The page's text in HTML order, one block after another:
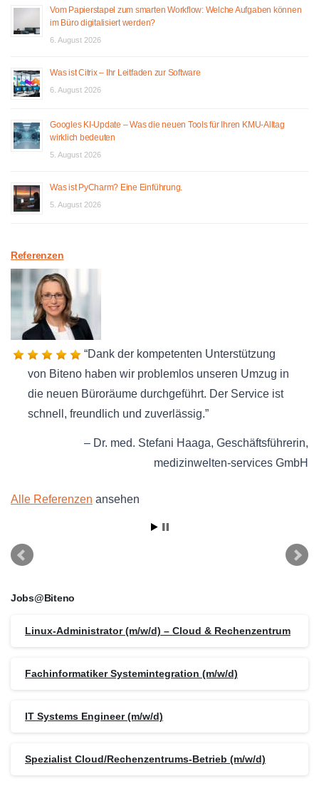
Vom Papierstapel zum smarten Workflow: Welche Aufgaben können
im Büro digitalisiert werden?
6. August 2026
Was ist Citrix – Ihr Leitfaden zur Software
6. August 2026
Googles KI-Update – Was die neuen Tools für Ihren KMU-Alltag
wirklich bedeuten
5. August 2026
Was ist PyCharm? Eine Einführung.
5. August 2026
Referenzen
Dank der kompetenten Unterstützung
von Biteno haben wir problemlos unseren Umzug in
die neuen Büroräume durchgeführt. Der Service ist
schnell, freundlich und zuverlässig.
Dr. med. Stefani Haaga Geschäftsführerin
medizinwelten-services GmbH
Alle Referenzen ansehen
Jobs@Biteno
Linux-Administrator (m/w/d) – Cloud & Rechenzentrum
Fachinformatiker Systemintegration (m/w/d)
IT Systems Engineer (m/w/d)
Spezialist Cloud/Rechenzentrums-Betrieb (m/w/d)